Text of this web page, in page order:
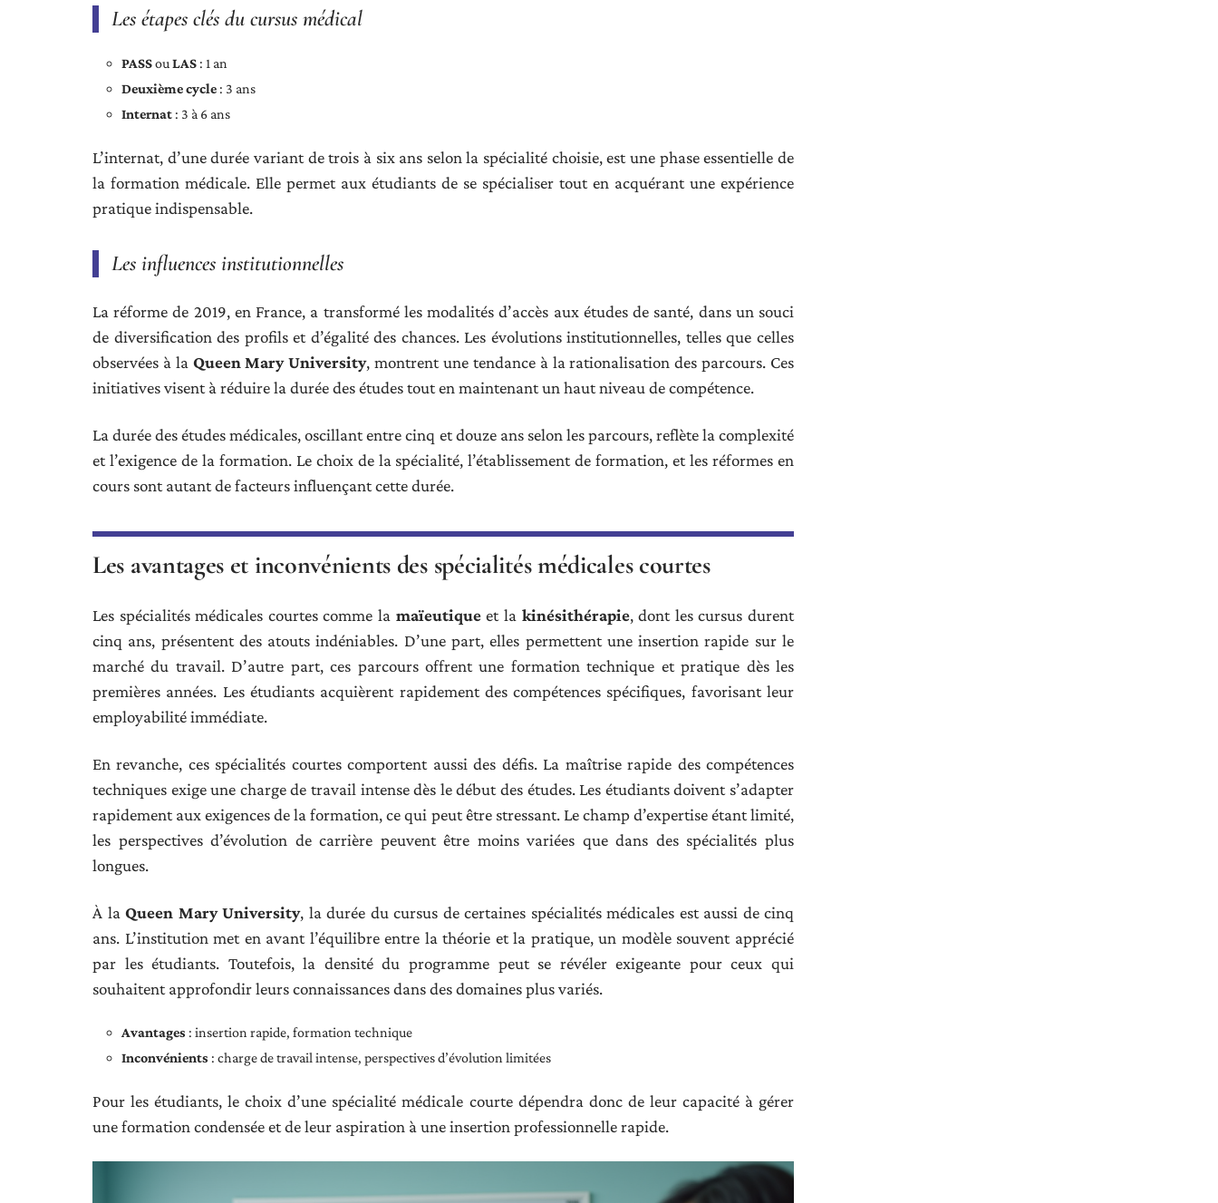
Les étapes clés du cursus médical
PASSou LAS : 1 an
Deuxième cycle : 3 ans
Internat : 3 à 6 ans
L’internat, d’une durée variant de trois à six ans selon la spécialité choisie, est une phase essentielle de
la formation médicale. Elle permet aux étudiants de se spécialiser tout en acquérant une expérience
pratique indispensable.
Les influences institutionnelles
La réforme de 2019, en France, a transformé les modalités d’accès aux études de santé, dans un souci
de diversification des profils et d’égalité des chances. Les évolutions institutionnelles, telles que celles
observées à la Queen Mary University, montrent une tendance à la rationalisation des parcours. Ces
initiatives visent à réduire la durée des études tout en maintenant un haut niveau de compétence.
La durée des études médicales, oscillant entre cinq et douze ans selon les parcours, reflète la complexité
et l’exigence de la formation. Le choix de la spécialité, l’établissement de formation, et les réformes en
cours sont autant de facteurs influençant cette durée.
Les avantages et inconvénients des spécialités médicales courtes
Les spécialités médicales courtes comme la maïeutiqueet la kinésithérapie, dont les cursus durent
cinq ans, présentent des atouts indéniables. D’une part, elles permettent une insertion rapide sur le
marché du travail. D’autre part, ces parcours offrent une formation technique et pratique dès les
premières années. Les étudiants acquièrent rapidement des compétences spécifiques, favorisant leur
employabilité immédiate.
En revanche, ces spécialités courtes comportent aussi des défis. La maîtrise rapide des compétences
techniques exige une charge de travail intense dès le début des études. Les étudiants doivent s’adapter
rapidement aux exigences de la formation, ce qui peut être stressant. Le champ d’expertise étant limité,
les perspectives d’évolution de carrière peuvent être moins variées que dans des spécialités plus
longues.
À la Queen Mary University, la durée du cursus de certaines spécialités médicales est aussi de cinq
ans. L’institution met en avant l’équilibre entre la théorie et la pratique, un modèle souvent apprécié
par les étudiants. Toutefois, la densité du programme peut se révéler exigeante pour ceux qui
souhaitent approfondir leurs connaissances dans des domaines plus variés.
Avantages : insertion rapide, formation technique
Inconvénients : charge de travail intense, perspectives d’évolution limitées
Pour les étudiants, le choix d’une spécialité médicale courte dépendra donc de leur capacité à gérer
une formation condensée et de leur aspiration à une insertion professionnelle rapide.